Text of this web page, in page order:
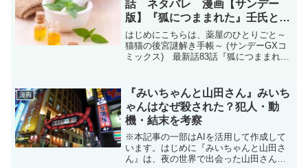
話 ネタバレ 漫画【サンデー
版】『狐につままれた』壬氏と猫
猫キス？！
はじめにこちらは、薬屋のひとりごと～
猫猫の後宮謎解き手帳～ (サンデーGXコ
ミックス) 最新話83話『狐につままれ
はカラーページ扉です。電子書籍を買う
ならDMM...
漫画
『みいちゃんと山田さん』みいち
ゃんはなぜ殺された？犯人・動
機・結末を考察
※本記事の一部はAIを活用して作成して
います。はじめに『みいちゃんと山田さ
ん』は、夜の世界で出会った山田さんと